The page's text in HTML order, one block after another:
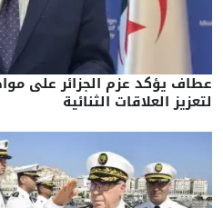
عطاف يؤكد عزم الجزائر على
لتعزيز العلاقات الثنائية